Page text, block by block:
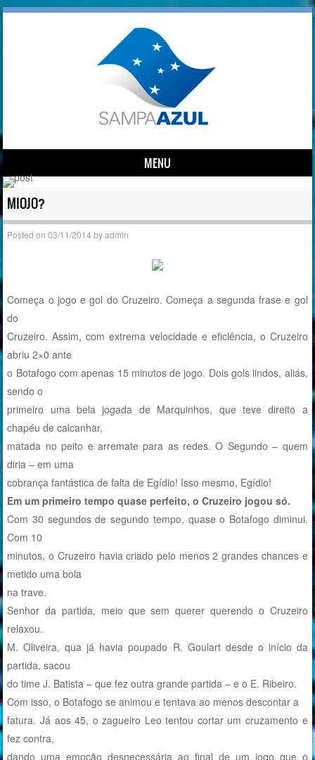
MENU
Skip to content
MIOJO?
Posted on03/11/2014 byadmin
Começa o jogo e gol do Cruzeiro. Começa a segunda frase e gol
do
Cruzeiro. Assim, com extrema velocidade e eficiência, o Cruzeiro
abriu 2×0 ante
o Botafogo com apenas 15 minutos de jogo. Dois gols lindos, aliás,
sendo o
primeiro uma bela jogada de Marquinhos, que teve direito a
chapéu de calcanhar,
matada no peito e arremate para as redes. O Segundo – quem
diria – em uma
cobrança fantástica de falta de Egídio! Isso mesmo, Egídio!
Em um primeiro tempo quase perfeito, o Cruzeiro jogou só.
Com 30 segundos de segundo tempo, quase o Botafogo diminui.
Com 10
minutos, o Cruzeiro havia criado pelo menos 2 grandes chances e
metido uma bola
na trave.
Senhor da partida, meio que sem querer querendo o Cruzeiro
relaxou.
M. Oliveira, qua já havia poupado R. Goulart desde o início da
partida, sacou
do time J. Batista – que fez outra grande partida – e o E. Ribeiro.
Com isso, o Botafogo se animou e tentava ao menos descontar a
fatura. Já aos 45, o zagueiro Leo tentou cortar um cruzamento e
fez contra,
dando uma emoção desnecessária ao final de um jogo que o